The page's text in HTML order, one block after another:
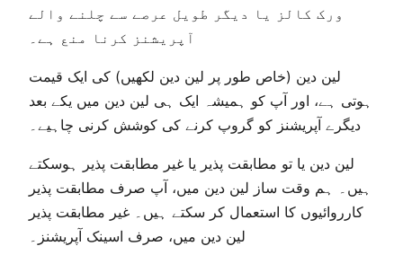
ورک کالز یا دیگر طویل عرصے سے چلنے والے
آپریشنز کرنا منع ہے۔
لین دین (خاص طور پر لین دین لکھیں) کی ایک قیمت
ہوتی ہے، اور آپ کو ہمیشہ ایک ہی لین دین میں یکے بعد
دیگرے آپریشنز کو گروپ کرنے کی کوشش کرنی چاہیے۔
لین دین یا تو مطابقت پذیر یا غیر مطابقت پذیر ہوسکتے
ہیں۔ ہم وقت ساز لین دین میں، آپ صرف مطابقت پذیر
کارروائیوں کا استعمال کر سکتے ہیں۔ غیر مطابقت پذیر
لین دین میں، صرف اسینک آپریشنز۔